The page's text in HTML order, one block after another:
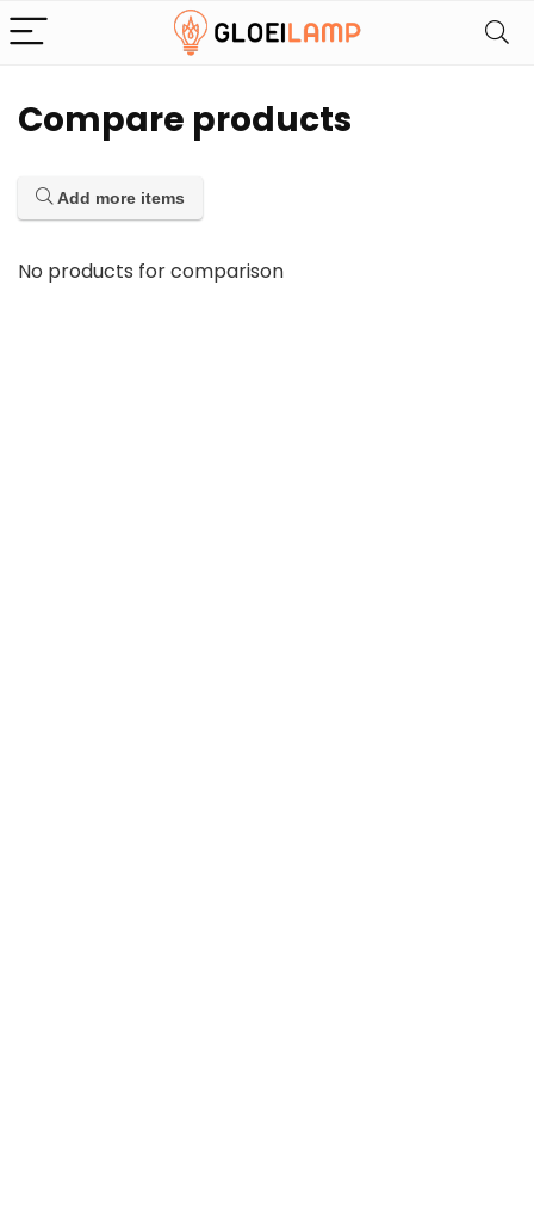
Compare products
Add more items
No products for comparison